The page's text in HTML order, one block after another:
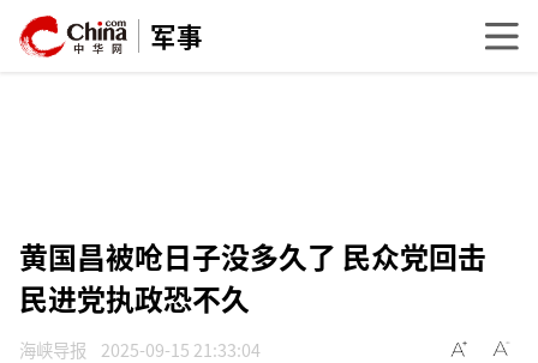
军事
黄国昌被呛日子没多久了 民众党回击
民进党执政恐不久
海峡导报 2025-09-15 21:33:04